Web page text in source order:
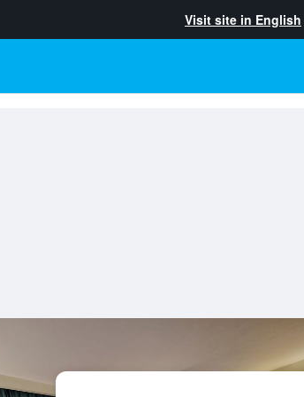
Visit site in English